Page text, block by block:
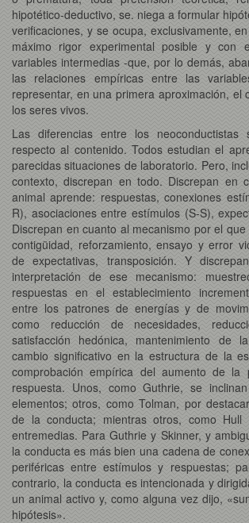
hipotético-deductivo, se. niega a formular
verificaciones, y se ocupa, exclusivamente,
máximo rigor experimental posible y con
variables intermedias -que, por lo demás,
las relaciones empíricas entre las
representar, en una primera aproximación, el
los seres vivos.
Las diferencias entre los neoconductistas
respecto al contenido. Todos estudian el
parecidas situaciones de laboratorio. Pero,
contexto, discrepan en todo. Discrepan en
animal aprende: respuestas, conexiones
R), asociaciones entre estímulos (S-S),
Discrepan en cuanto al mecanismo por el
contigüidad, reforzamiento, ensayo y error
de expectativas, transposición. Y
interpretación de ese mecanismo:
respuestas en el establecimiento
entre los patrones de energías y de
como reducción de necesidades,
satisfacción hedónica, mantenimiento de
cambio significativo en la estructura de la
comprobación empírica del aumento de la
respuesta. Unos, como Guthrie, se
elementos; otros, como Tolman, por
de la conducta; mientras otros, como Hull
entremedias. Para Guthrie y Skinner, y
la conducta es más bien una cadena de
periféricas entre estímulos y respuestas;
contrario, la conducta es intencionada y
un animal activo y, como alguna vez dijo,
hipótesis».